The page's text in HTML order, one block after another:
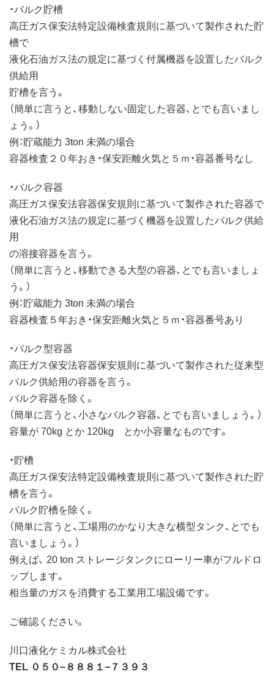
・バルク貯槽
高圧ガス保安法特定設備検査規則に基づいて製作された貯
槽で
液化石油ガス法の規定に基づく付属機器を設置したバルク
供給用
貯槽を言う。
（簡単に言うと、移動しない固定した容器、とでも言いまし
ょう。）
例：貯蔵能力 3ton 未満の場合
容器検査２０年おき・保安距離火気と５ｍ・容器番号なし
・バルク容器
高圧ガス保安法容器保安規則に基づいて製作された容器で
液化石油ガス法の規定に基づく機器を設置したバルク供給
用
の溶接容器を言う。
（簡単に言うと、移動できる大型の容器、とでも言いましょ
う。）
例：貯蔵能力 3ton 未満の場合
容器検査５年おき・保安距離火気と５ｍ・容器番号あり
・バルク型容器
高圧ガス保安法容器保安規則に基づいて製作された従来型
バルク供給用の容器を言う。
バルク容器を除く。
（簡単に言うと、小さなバルク容器、とでも言いましょう。）
容量が 70kg とか 120kg とか小容量なものです。
・貯槽
高圧ガス保安法特定設備検査規則に基づいて製作された貯
槽を言う。
バルク貯槽を除く。
（簡単に言うと、工場用のかなり大きな横型タンク、とでも
言いましょう。）
例えば、 20 ton ストレージタンクにローリー車がフルドロ
ップします。
相当量のガスを消費する工業用工場設備です。
ご確認ください。
川口液化ケミカル株式会社
TEL ０５０−８８８１−７３９３